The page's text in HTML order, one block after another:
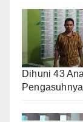
Dihuni 43